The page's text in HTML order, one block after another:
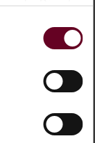
der Dienste
1 Jahr